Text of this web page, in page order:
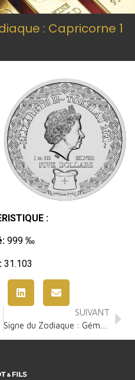
: Capricorne 1
:
999 ‰
31.103
SUIVANT